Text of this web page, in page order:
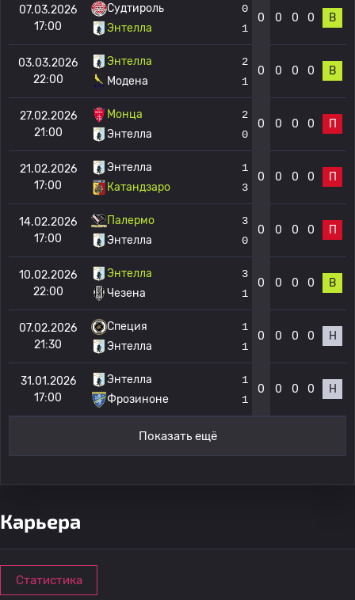
07.03.2026
17:00
Судтироль
Энтелла
0
1
0 0 0 0 В
03.03.2026
22:00
Энтелла
Модена
2
1
0 0 0 0 В
27.02.2026
21:00
Монца
Энтелла
2
0
0 0 0 0 П
21.02.2026
17:00
Энтелла
Катандзаро
1
3
0 0 0 0 П
14.02.2026
17:00
Палермо
Энтелла
3
0
0 0 0 0 П
10.02.2026
22:00
Энтелла
Чезена
3
1
0 0 0 0 В
07.02.2026
21:30
Специя
Энтелла
1
1
0 0 0 0 Н
31.01.2026
17:00
Энтелла
Фрозиноне
1
1
0 0 0 0 Н
Показать ещё
Карьера
Статистика